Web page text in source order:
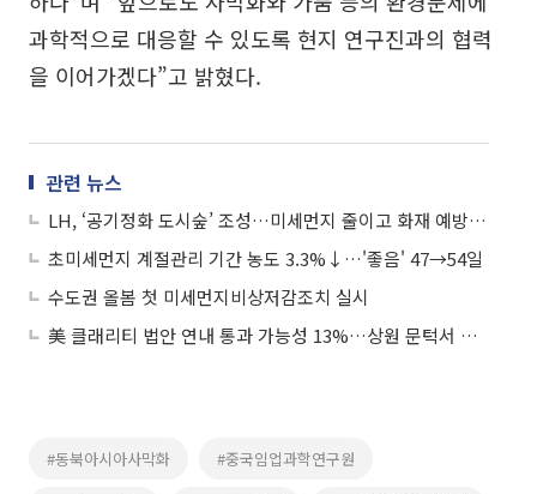
과학적으로 대응할 수 있도록 현지 연구진과의 협력
을 이어가겠다”고 밝혔다.
관련 뉴스
LH, ‘공기정화 도시숲’ 조성…미세먼지 줄이고 화재 예방한다
초미세먼지 계절관리 기간 농도 3.3%↓…'좋음' 47→54일
수도권 올봄 첫 미세먼지비상저감조치 실시
美 클래리티 법안 연내 통과 가능성 13%…상원 문턱서 제동
#동북아시아사막화 #중국임업과학연구원